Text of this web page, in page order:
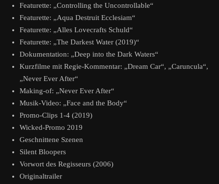
Featurette: „Controlling the Uncontrollable“
Featurette: „Aqua Destruit Ecclesiam“
Featurette: „Alles Lovecrafts Schuld“
Featurette: „The Darkest Water (2019)“
Dokumentation: „Deep into the Dark Waters“
Kurzfilme mit Regie-Kommentar: „Dream Car“, „Caruncula“,
„Never Ever After“
Making-of: „Never Ever After“
Musik-Video: „Face and the Body“
Promo-Clips 1-4 (2019)
Wicked-Promo 2019
Geschnittene Szenen
Silent Bloopers
Vorwort des Regisseurs (2006)
Originaltrailer